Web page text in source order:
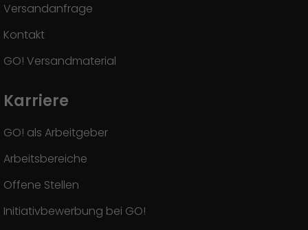
Versandanfrage
Kontakt
GO! Versandmaterial
Karriere
GO! als Arbeitgeber
Arbeitsbereiche
Offene Stellen
Initiativbewerbung bei GO!